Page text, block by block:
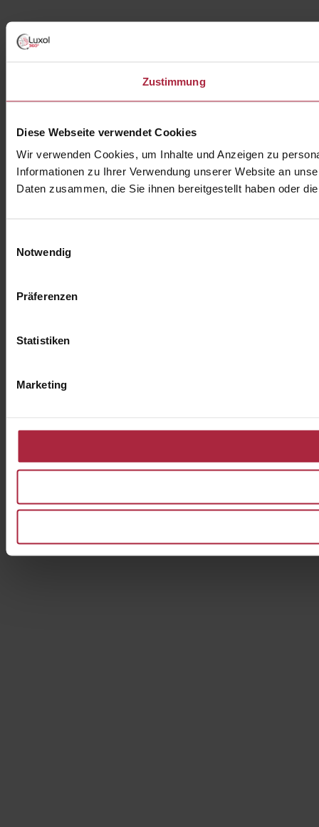
Zustimmung
Diese Webseite verwendet Cookies
Wir verwenden Cookies, um Inhalte und Anzeigen zu
Informationen zu Ihrer Verwendung unserer Website an
Daten zusammen, die Sie ihnen bereitgestellt haben oder
Notwendig
Präferenzen
Statistiken
Marketing